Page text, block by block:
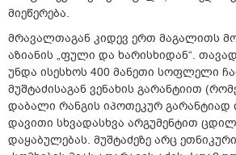
მიეწერება.
მრავალთაგან კიდევ ერთ მაგალითს
აზიანის „ფული და ხარისხიდან“.
უნდა ისესხოს 400 მანეთი სოფლელი
მუშტაძისაგან ვენახის გარანტიით
დაბალი რანგის იპოთეკურ
დავითი სხვადასხვა არგუმენტით
დაყაბულებას. მუშტაძეზე არც